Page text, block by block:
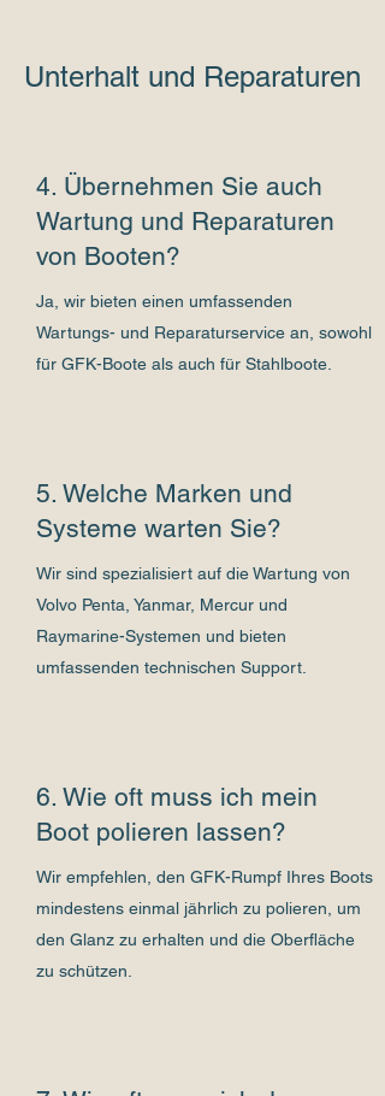
Unterhalt und Reparaturen
4. Übernehmen Sie auch
Wartung und Reparaturen
von Booten?
Ja, wir bieten einen umfassenden
Wartungs- und Reparaturservice an, sowohl
für GFK-Boote als auch für Stahlboote.
5. Welche Marken und
Systeme warten Sie?
Wir sind spezialisiert auf die Wartung von
Volvo Penta, Yanmar, Mercur und
Raymarine-Systemen und bieten
umfassenden technischen Support.
6. Wie oft muss ich mein
Boot polieren lassen?
Wir empfehlen, den GFK-Rumpf Ihres Boots
mindestens einmal jährlich zu polieren, um
den Glanz zu erhalten und die Oberfläche
zu schützen.